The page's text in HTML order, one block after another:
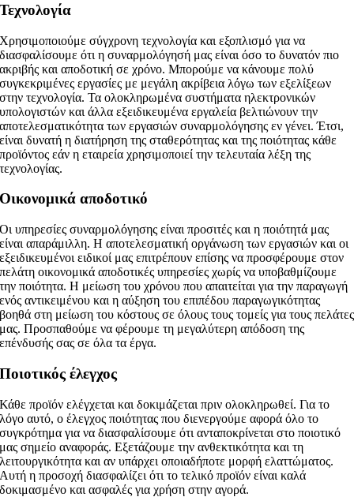
Τεχνολογία
Χρησιμοποιούμε σύγχρονη τεχνολογία και εξοπλισμό για να
διασφαλίσουμε ότι η συναρμολόγησή μας είναι όσο το δυνατόν πιο
ακριβής και αποδοτική σε χρόνο. Μπορούμε να κάνουμε πολύ
συγκεκριμένες εργασίες με μεγάλη ακρίβεια λόγω των εξελίξεων
στην τεχνολογία. Τα ολοκληρωμένα συστήματα ηλεκτρονικών
υπολογιστών και άλλα εξειδικευμένα εργαλεία βελτιώνουν την
αποτελεσματικότητα των εργασιών συναρμολόγησης εν γένει. Έτσι,
είναι δυνατή η διατήρηση της σταθερότητας και της ποιότητας κάθε
προϊόντος εάν η εταιρεία χρησιμοποιεί την τελευταία λέξη της
τεχνολογίας.
Οικονομικά αποδοτικό
Οι υπηρεσίες συναρμολόγησης είναι προσιτές και η ποιότητά μας
είναι απαράμιλλη. Η αποτελεσματική οργάνωση των εργασιών και οι
εξειδικευμένοι ειδικοί μας επιτρέπουν επίσης να προσφέρουμε στον
πελάτη οικονομικά αποδοτικές υπηρεσίες χωρίς να υποβαθμίζουμε
την ποιότητα. Η μείωση του χρόνου που απαιτείται για την παραγωγή
ενός αντικειμένου και η αύξηση του επιπέδου παραγωγικότητας
βοηθά στη μείωση του κόστους σε όλους τους τομείς για τους πελάτες
μας. Προσπαθούμε να φέρουμε τη μεγαλύτερη απόδοση της
επένδυσής σας σε όλα τα έργα.
Ποιοτικός έλεγχος
Κάθε προϊόν ελέγχεται και δοκιμάζεται πριν ολοκληρωθεί. Για το
λόγο αυτό, ο έλεγχος ποιότητας που διενεργούμε αφορά όλο το
συγκρότημα για να διασφαλίσουμε ότι ανταποκρίνεται στο ποιοτικό
μας σημείο αναφοράς. Εξετάζουμε την ανθεκτικότητα και τη
λειτουργικότητα και αν υπάρχει οποιαδήποτε μορφή ελαττώματος.
Αυτή η προσοχή διασφαλίζει ότι το τελικό προϊόν είναι καλά
δοκιμασμένο και ασφαλές για χρήση στην αγορά.